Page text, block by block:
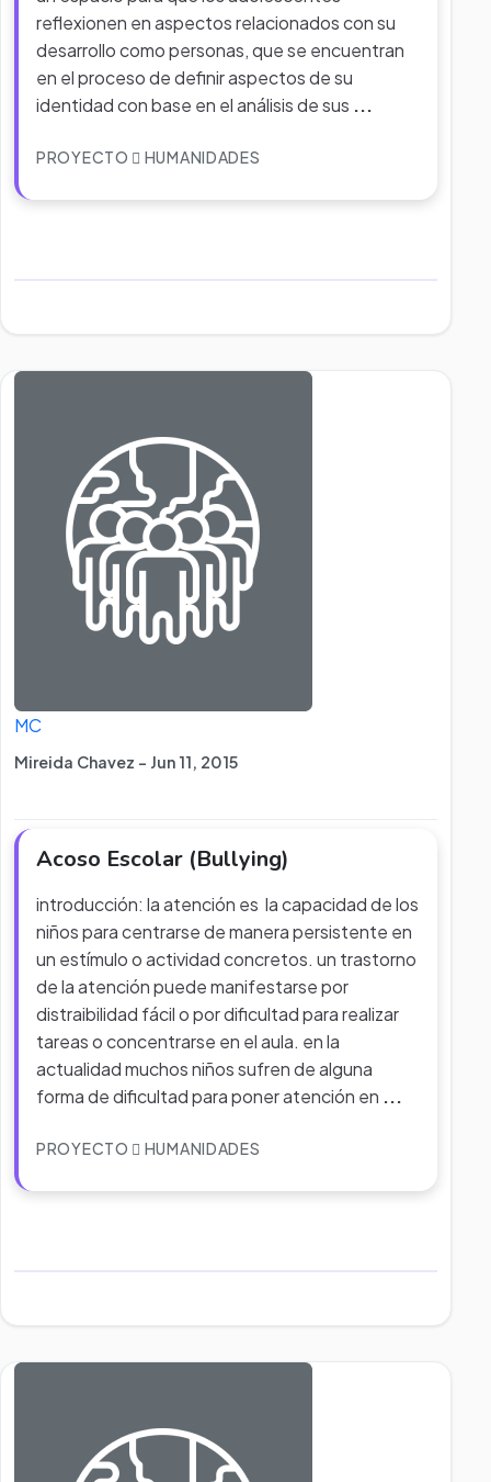
reflexionen en aspectos relacionados con su
desarrollo como personas, que se encuentran
en el proceso de definir aspectos de su
identidad con base en el análisis de sus ...
PROYECTO HUMANIDADES
MC
Mireida Chavez - Jun 11, 2015
Acoso Escolar (Bullying)
introducción: la atención es la capacidad de los
niños para centrarse de manera persistente en
un estímulo o actividad concretos. un trastorno
de la atención puede manifestarse por
distraibilidad fácil o por dificultad para realizar
tareas o concentrarse en el aula. en la
actualidad muchos niños sufren de alguna
forma de dificultad para poner atención en ...
PROYECTO HUMANIDADES